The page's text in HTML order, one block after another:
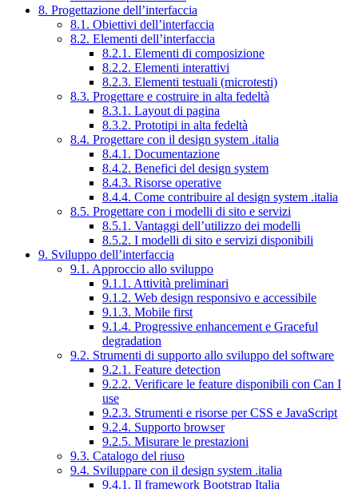
8. Progettazione dell’interfaccia
8.1. Obiettivi dell’interfaccia
8.2. Elementi dell’interfaccia
8.2.1. Elementi di composizione
8.2.2. Elementi interattivi
8.2.3. Elementi testuali (microtesti)
8.3. Progettare e costruire in alta fedeltà
8.3.1. Layout di pagina
8.3.2. Prototipi in alta fedeltà
8.4. Progettare con il design system .italia
8.4.1. Documentazione
8.4.2. Benefici del design system
8.4.3. Risorse operative
8.4.4. Come contribuire al design system .italia
8.5. Progettare con i modelli di sito e servizi
8.5.1. Vantaggi dell’utilizzo dei modelli
8.5.2. I modelli di sito e servizi disponibili
9. Sviluppo dell’interfaccia
9.1. Approccio allo sviluppo
9.1.1. Attività preliminari
9.1.2. Web design responsivo e accessibile
9.1.3. Mobile first
9.1.4. Progressive enhancement e Graceful
degradation
9.2. Strumenti di supporto allo sviluppo del software
9.2.1. Feature detection
9.2.2. Verificare le feature disponibili con Can I
use
9.2.3. Strumenti e risorse per CSS e JavaScript
9.2.4. Supporto browser
9.2.5. Misurare le prestazioni
9.3. Catalogo del riuso
9.4. Sviluppare con il design system .italia
9.4.1. Il framework Bootstrap Italia